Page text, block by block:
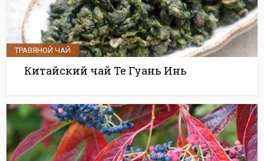
ТРАВЯНОЙ ЧАЙ
Китайский чай Те Гуань Инь